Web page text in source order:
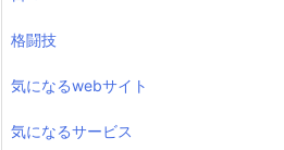
格闘技
気になるwebサイト
気になるサービス